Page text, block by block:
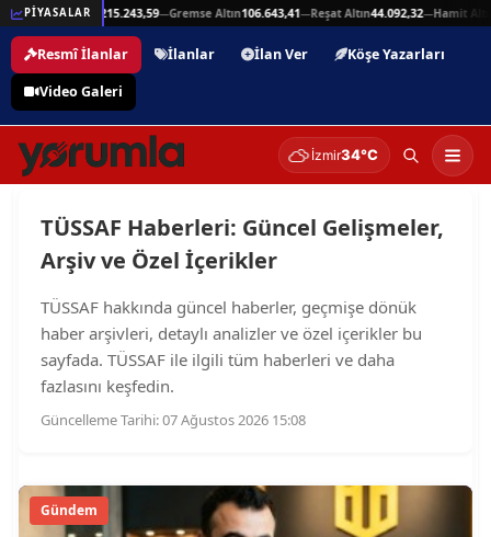
PİYASALAR
—Beşli Altın 215.243,59—Gremse Altın106.643,41—Reşat Altın44.092,32—Hamit Altın
Resmî İlanlar İlanlar İlan Ver
Köşe Yazarları
Video Galeri
İzmir34°C
TÜSSAF Haberleri: Güncel Gelişmeler,
Arşiv ve Özel İçerikler
TÜSSAF hakkında güncel haberler, geçmişe dönük
haber arşivleri, detaylı analizler ve özel içerikler bu
sayfada. TÜSSAF ile ilgili tüm haberleri ve daha
fazlasını keşfedin.
Güncelleme Tarihi: 07 Ağustos 2026 15:08
Gündem